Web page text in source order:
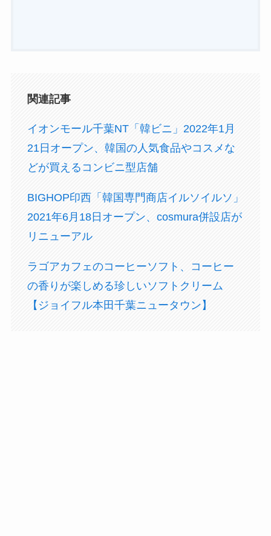
関連記事
イオンモール千葉NT「韓ビニ」2022年1月
21日オープン、韓国の人気食品やコスメな
どが買えるコンビニ型店舗
BIGHOP印西「韓国専門商店イルソイルソ」
2021年6月18日オープン、cosmura併設店が
リニューアル
ラゴアカフェのコーヒーソフト、コーヒー
の香りが楽しめる珍しいソフトクリーム
【ジョイフル本田千葉ニュータウン】